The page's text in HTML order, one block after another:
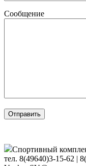
Сообщение
Спортивный
тел. 8(49640)3-15-62 |